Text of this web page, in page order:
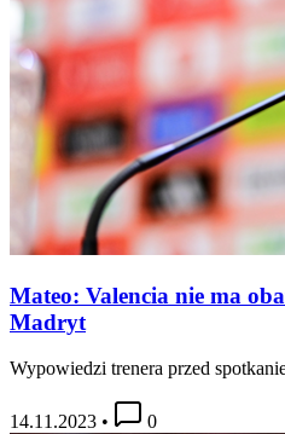
Mateo: Valencia nie ma
Madryt
Wypowiedzi trenera przed
14.11.2023 • 0